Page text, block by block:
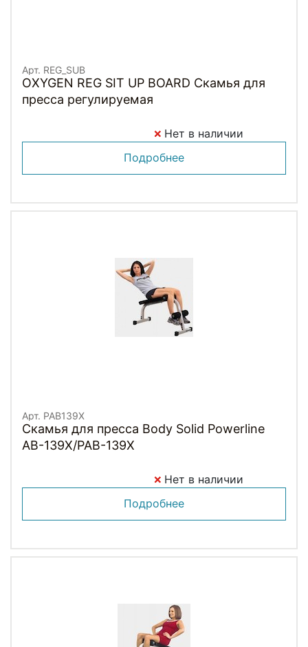
Арт. REG_SUB
OXYGEN REG SIT UP BOARD Скамья для
пресса регулируемая
Нет в наличии
Подробнее
Арт. PAB139X
Скамья для пресса Body Solid Powerline
AB-139X/PAB-139X
Нет в наличии
Подробнее